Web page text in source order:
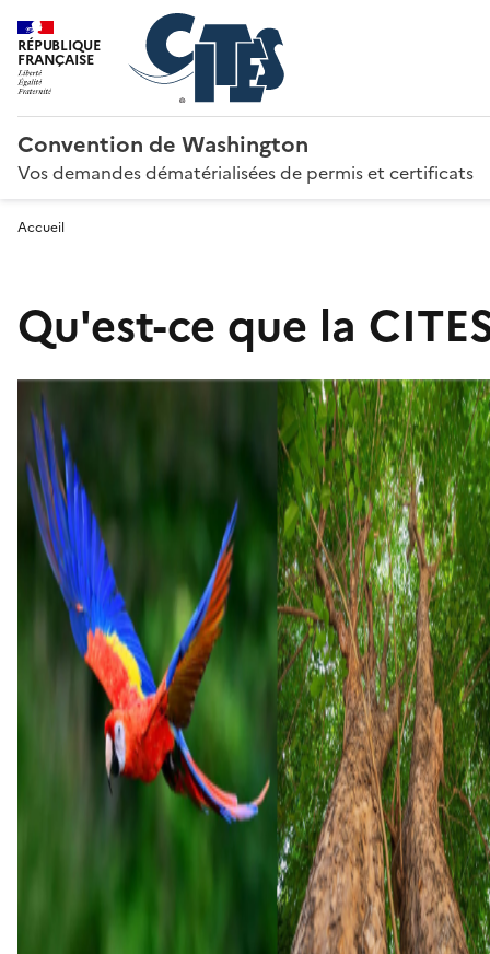
RÉPUBLIQUE
FRANÇAISE
Convention de Washington
Vos demandes dématérialisées de permis et certificats
Accueil
Qu'est-ce que la